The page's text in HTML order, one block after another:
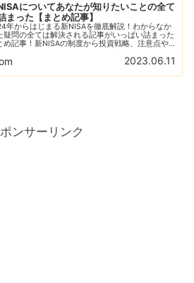
についてあなたが知りたいことの全て
まった【まとめ記事】
年からはじまる新NISAを徹底解説！わからなか
疑問の全ては解決される記事がいっぱい詰まった
め記事！新NISAの制度から投資戦略、注意点や
事がギッシリ！
2023.06.11
ンサーリンク